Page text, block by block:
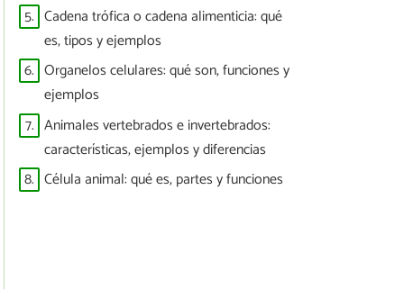
5. Cadena trófica o cadena alimenticia: qué
es, tipos y ejemplos
6. Organelos celulares: qué son, funciones y
ejemplos
7. Animales vertebrados e invertebrados:
características, ejemplos y diferencias
8. Célula animal: qué es, partes y funciones